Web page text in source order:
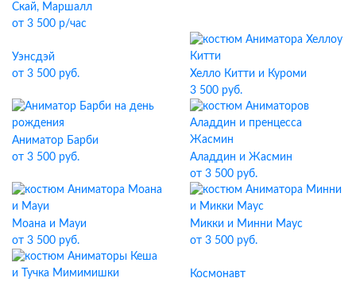
Скай, Маршалл
от 3 500 р/час
Уэнсдэй
от 3 500 руб.
Хелло Китти и Куроми
3 500 руб.
Аниматор Барби
от 3 500 руб.
Аладдин и Жасмин
от 3 500 руб.
Моана и Мауи
от 3 500 руб.
Микки и Минни Маус
от 3 500 руб.
Космонавт